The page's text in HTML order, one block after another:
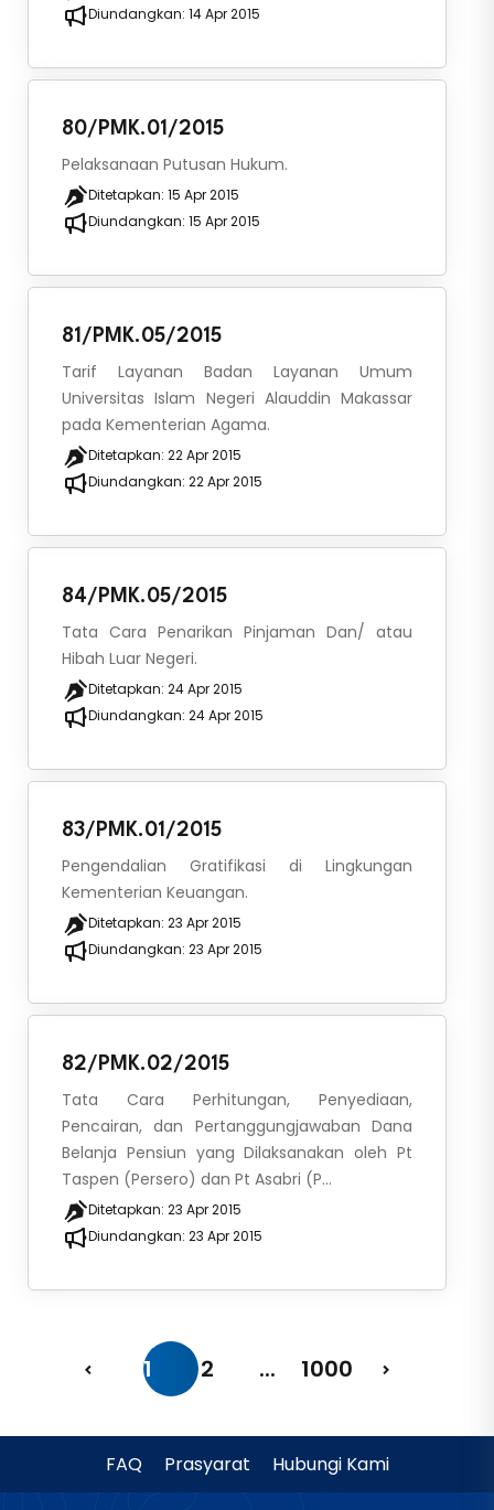
Diundangkan: 14 Apr 2015
80/PMK.01/2015
Pelaksanaan Putusan Hukum.
Ditetapkan: 15 Apr 2015
Diundangkan: 15 Apr 2015
81/PMK.05/2015
Tarif Layanan Badan Layanan Umum
Universitas Islam Negeri Alauddin Makassar
pada Kementerian Agama.
Ditetapkan: 22 Apr 2015
Diundangkan: 22 Apr 2015
84/PMK.05/2015
Tata Cara Penarikan Pinjaman Dan/ atau
Hibah Luar Negeri.
Ditetapkan: 24 Apr 2015
Diundangkan: 24 Apr 2015
83/PMK.01/2015
Pengendalian Gratifikasi di Lingkungan
Kementerian Keuangan.
Ditetapkan: 23 Apr 2015
Diundangkan: 23 Apr 2015
82/PMK.02/2015
Tata Cara Perhitungan, Penyediaan,
Pencairan, dan Pertanggungjawaban Dana
Belanja Pensiun yang Dilaksanakan oleh Pt
Taspen (Persero) dan Pt Asabri (P...
Ditetapkan: 23 Apr 2015
Diundangkan: 23 Apr 2015
1 2 ... 1000
FAQ Prasyarat Hubungi Kami